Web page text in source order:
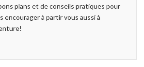
plans et de conseils pratiques pour
encourager à partir vous aussi à